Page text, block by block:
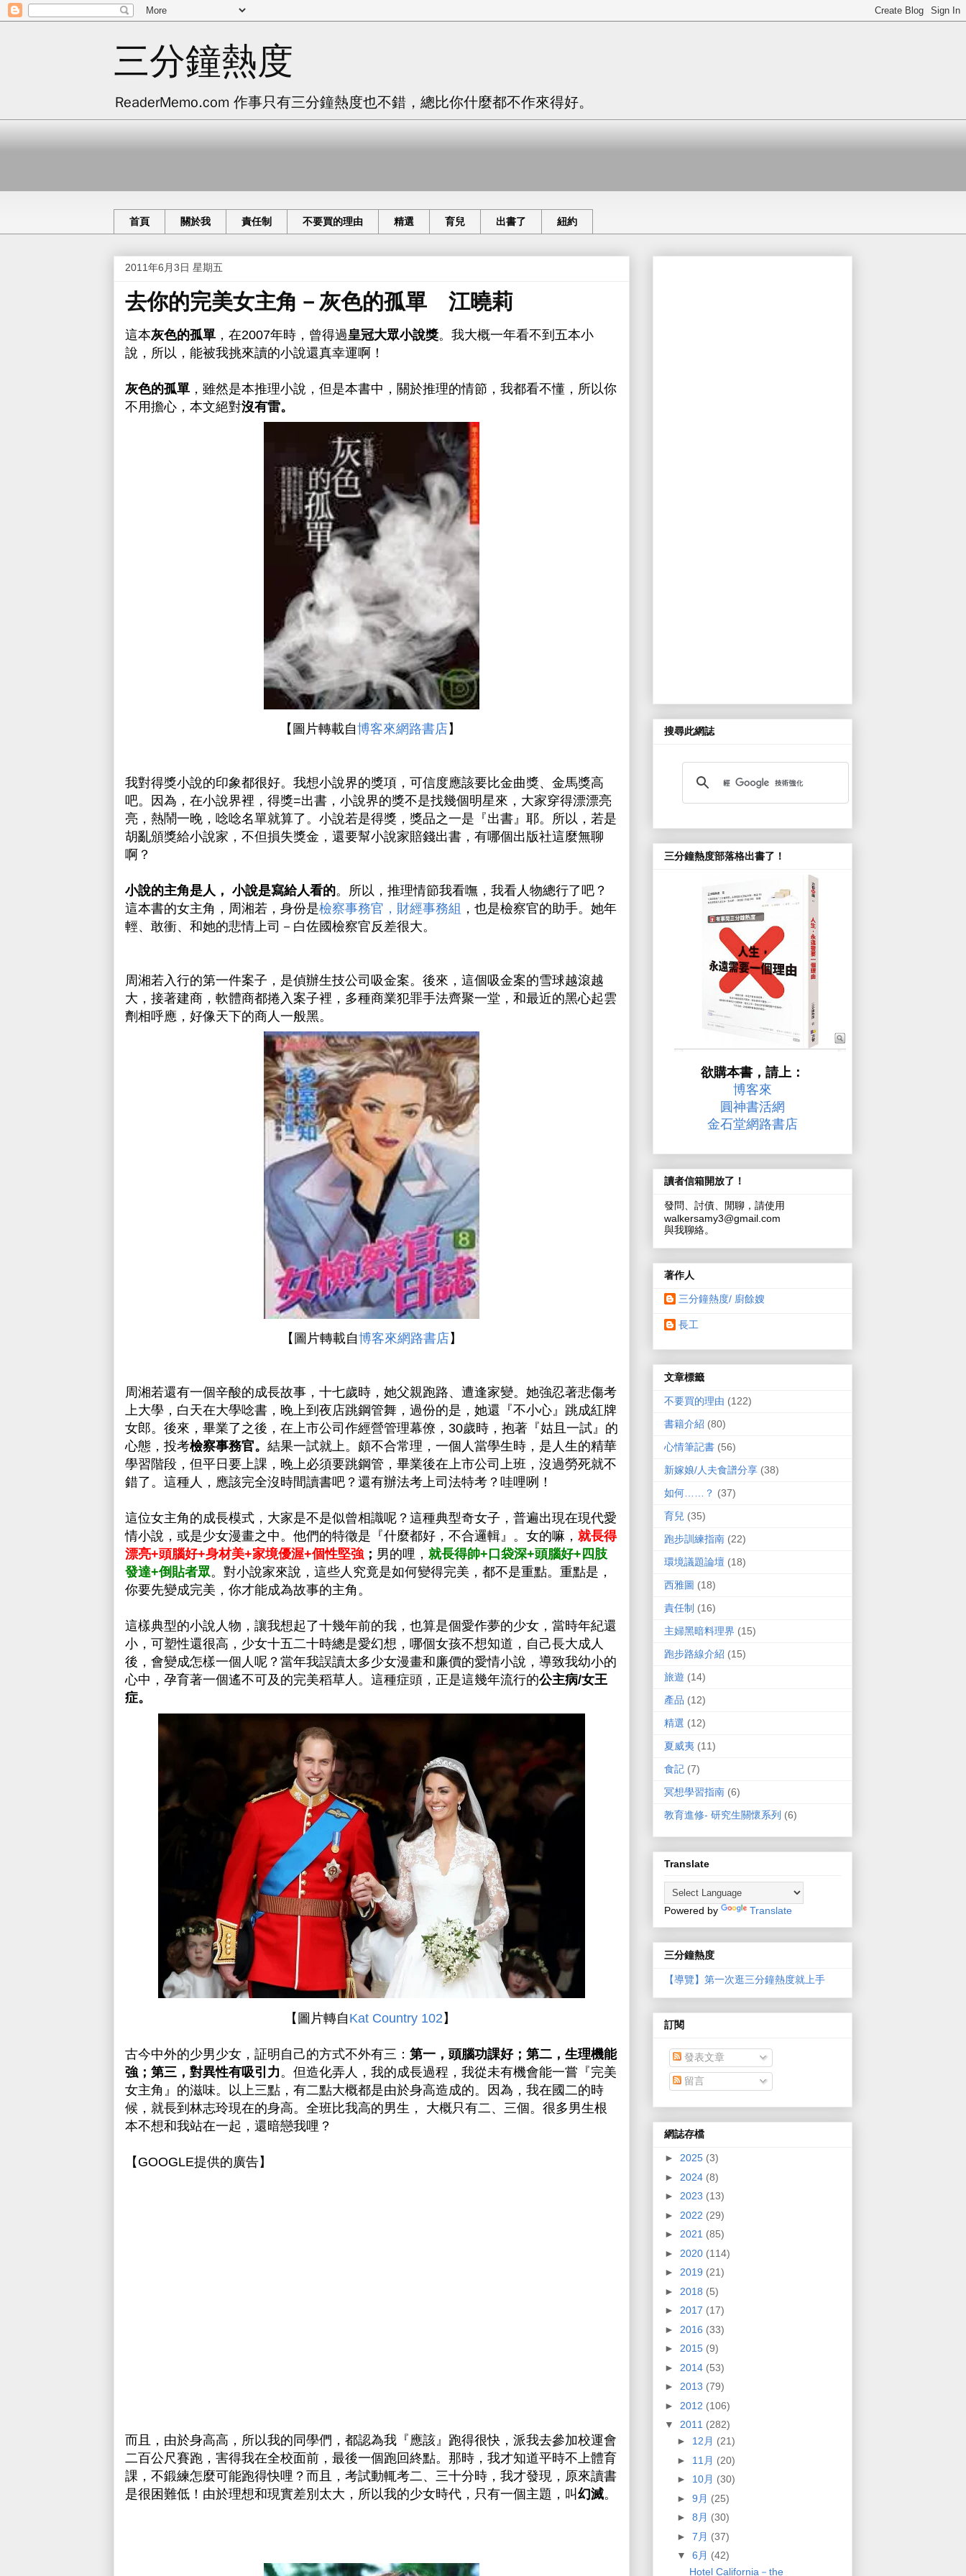
三分鐘熱度
ReaderMemo.com 作事只有三分鐘熱度也不錯，總比你什麼都不作來得好。
首頁 關於我 責任制 不要買的理由 精選 育兒 出書了 紐約
2011年6月3日 星期五
去你的完美女主角－灰色的孤單 江曉莉
這本灰色的孤單 ，在2007年時，曾得過皇冠大眾小說獎。我大概一年看不到五本小
說，所以，能被我挑來讀的小說還真幸運啊！
灰色的孤單 ，雖然是本推理小說，但是本書中，關於推理的情節，我都看不懂，所以你
不用擔心，本文絕對沒有雷。
【圖片轉載自博客來網路書店】
我對得獎小說的印象都很好。我想小說界的獎項，可信度應該要比金曲獎、金馬獎高
吧。因為，在小說界裡，得獎=出書，小說界的獎不是找幾個明星來，大家穿得漂漂亮
亮，熱鬧一晚，唸唸名單就算了。小說若是得獎，獎品之一是『出書』耶。所以，若是
胡亂頒獎給小說家，不但損失獎金，還要幫小說家賠錢出書，有哪個出版社這麼無聊
啊？
小說的主角是人， 小說是寫給人看的。所以，推理情節我看嘸，我看人物總行了吧？
這本書的女主角，周湘若，身份是檢察事務官，財經事務組 ，也是檢察官的助手。她年
輕、敢衝、和她的悲情上司－白佐國檢察官反差很大。
周湘若入行的第一件案子，是偵辦生技公司吸金案。後來，這個吸金案的雪球越滾越
大，接著建商，軟體商都捲入案子裡，多種商業犯罪手法齊聚一堂，和最近的黑心起雲
劑相呼應，好像天下的商人一般黑。
【圖片轉載自博客來網路書店】
周湘若還有一個辛酸的成長故事，十七歲時，她父親跑路、遭逢家變。她強忍著悲傷考
上大學，白天在大學唸書，晚上到夜店跳鋼管舞，過份的是，她還『不小心』跳成紅牌
女郎。後來，畢業了之後，在上市公司作經營管理幕僚，30歲時，抱著『姑且一試』的
心態，投考檢察事務官。 結果一試就上。頗不合常理，一個人當學生時，是人生的精華
學習階段，但平日要上課，晚上必須要跳鋼管，畢業後在上市公司上班，沒過勞死就不
錯了。這種人，應該完全沒時間讀書吧？還有辦法考上司法特考？哇哩咧！
這位女主角的成長模式，大家是不是似曾相識呢？這種典型奇女子，普遍出現在現代愛
情小說，或是少女漫畫之中。他們的特徵是『什麼都好，不合邏輯』。女的嘛， 就長得
漂亮+頭腦好+身材美+家境優渥+個性堅強 ； 男的哩， 就長得帥+口袋深+頭腦好+四肢
發達+倒貼者眾。對小說家來說，這些人究竟是如何變得完美，都不是重點。重點是，
你要先變成完美，你才能成為故事的主角。
這樣典型的小說人物，讓我想起了十幾年前的我，也算是個愛作夢的少女，當時年紀還
小，可塑性還很高，少女十五二十時總是愛幻想，哪個女孩不想知道，自己長大成人
後，會變成怎樣一個人呢？當年我誤讀太多少女漫畫和廉價的愛情小說，導致我幼小的
心中，孕育著一個遙不可及的完美稻草人。這種症頭，正是這幾年流行的公主病/女王
症。
【圖片轉自 Kat Country 102 】
古今中外的少男少女，証明自己的方式不外有三： 第一，頭腦功課好；第二，生理機能
強；第三，對異性有吸引力 。但造化弄人，我的成長過程，我從未有機會能一嘗『完美
女主角』的滋味。以上三點，有二點大概都是由於身高造成的。因為，我在國二的時
候，就長到林志玲現在的身高。全班比我高的男生， 大概只有二、三個。很多男生根
本不想和我站在一起，還暗戀我哩？
【GOOGLE提供的廣告】
而且，由於身高高，所以我的同學們，都認為我『應該』跑得很快，派我去參加校運會
二百公尺賽跑，害得我在全校面前，最後一個跑回終點。那時，我才知道平時不上體育
課，不鍛練怎麼可能跑得快哩？而且，考試動輒考二、三十分時，我才發現，原來讀書
是很困難低！由於理想和現實差別太大，所以我的少女時代，只有一個主題，叫 幻滅。
搜尋此網誌
三分鐘熱度部落格出書了！
欲購本書，請上：
博客來
圓神書活網
金石堂網路書店
讀者信箱開放了！
發問、討債、閒聊，請使用
walkersamy3@gmail.com
與我聊絡。
著作人
三分鐘熱度/ 廚餘嫂
長工
文章標籤
不要買的理由 (122)
書籍介紹 (80)
心情筆記書 (56)
新嫁娘/人夫食譜分享 (38)
如何……？ (37)
育兒 (35)
跑步訓練指南 (22)
環境議題論壇 (18)
西雅圖 (18)
責任制 (16)
主婦黑暗料理界 (15)
跑步路線介紹 (15)
旅遊 (14)
產品 (12)
精選 (12)
夏威夷 (11)
食記 (7)
冥想學習指南 (6)
教育進修- 研究生關懷系列 (6)
Translate
Powered by Translate
三分鐘熱度
【導覽】第一次逛三分鐘熱度就上手
訂閱
發表文章
留言
網誌存檔
► 2025 (3)
► 2024 (8)
► 2023 (13)
► 2022 (29)
► 2021 (85)
► 2020 (114)
► 2019 (21)
► 2018 (5)
► 2017 (17)
► 2016 (33)
► 2015 (9)
► 2014 (53)
► 2013 (79)
► 2012 (106)
▼ 2011 (282)
► 12月 (21)
► 11月 (20)
► 10月 (30)
► 9月 (25)
► 8月 (30)
► 7月 (37)
▼ 6月 (42)
Hotel California－the